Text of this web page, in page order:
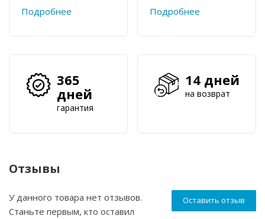
Подробнее
Подробнее
365
дней
гарантия
14 дней
на возврат
Отзывы
Оставить отзыв
У данного товара нет отзывов.
Станьте первым, кто оставил